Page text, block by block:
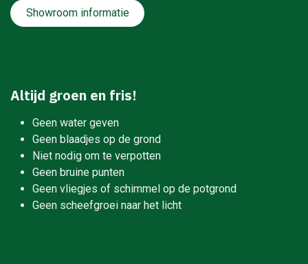
Showroom informatie
Altijd groen en fris!
Geen water geven
Geen blaadjes op de grond
Niet nodig om te verpotten
Geen bruine punten
Geen vliegjes of schimmel op de potgrond
Geen scheefgroei naar het licht